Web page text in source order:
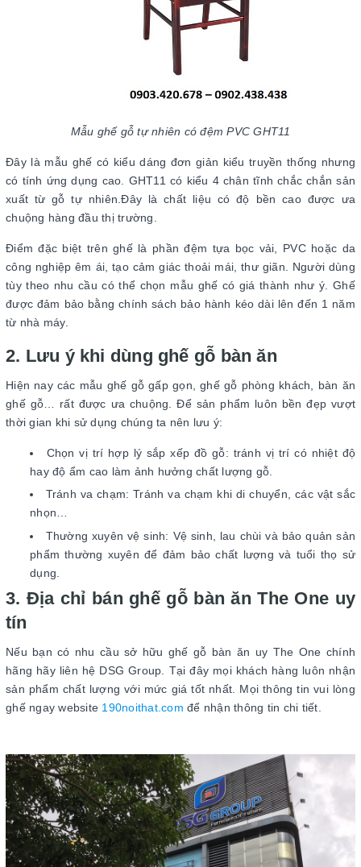
Mẫu ghế gỗ tự nhiên có đệm PVC GHT11
Đây là mẫu ghế có kiểu dáng đơn giản kiểu truyền thống nhưng
có tính ứng dụng cao. GHT11 có kiểu 4 chân tĩnh chắc chắn sản
xuất từ gỗ tự nhiên.Đây là chất liệu có độ bền cao được ưa
chuộng hàng đầu thị trường.
Điểm đặc biệt trên ghế là phần đệm tựa bọc vải, PVC hoặc da
công nghiệp êm ái, tạo cảm giác thoải mái, thư giãn. Người dùng
tùy theo nhu cầu có thể chọn mẫu ghế có giá thành như ý. Ghế
được đảm bảo bằng chính sách bảo hành kéo dài lên đến 1 năm
từ nhà máy.
2. Lưu ý khi dùng ghế gỗ bàn ăn
Hiện nay các mẫu ghế gỗ gấp gọn, ghế gỗ phòng khách, bàn ăn
ghế gỗ… rất được ưa chuộng. Để sản phẩm luôn bền đẹp vượt
thời gian khi sử dụng chúng ta nên lưu ý:
Chọn vị trí hợp lý sắp xếp đồ gỗ: tránh vị trí có nhiệt độ
hay độ ẩm cao làm ảnh hưởng chất lượng gỗ.
Tránh va chạm: Tránh va chạm khi di chuyển, các vật sắc
nhọn…
Thường xuyên vệ sinh: Vệ sinh, lau chùi và bảo quản sản
phẩm thường xuyên để đảm bảo chất lượng và tuổi thọ sử
dụng.
3. Địa chỉ bán ghế gỗ bàn ăn The One uy
tín
Nếu bạn có nhu cầu sở hữu ghế gỗ bàn ăn uy The One chính
hãng hãy liên hệ DSG Group. Tại đây mọi khách hàng luôn nhận
sản phẩm chất lượng với mức giá tốt nhất. Mọi thông tin vui lòng
ghế ngay website 190noithat.com để nhận thông tin chi tiết.